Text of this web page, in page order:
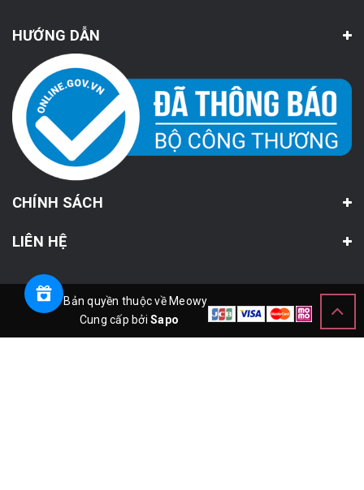
HƯỚNG DẪN
CHÍNH SÁCH
LIÊN HỆ
© Bản quyền thuộc về Meowy
Cung cấp bởiSapo